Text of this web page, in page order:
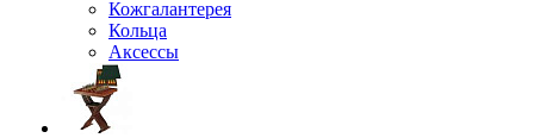
Кожгалантерея
Кольца
Аксессы